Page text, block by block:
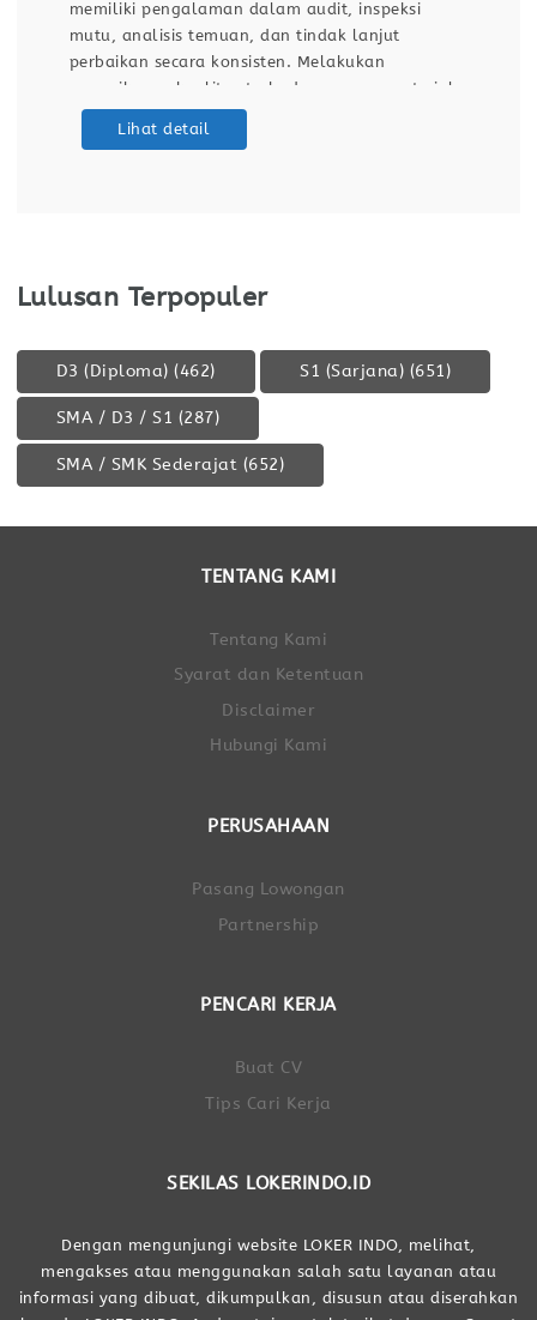
memiliki pengalaman dalam audit, inspeksi
mutu, analisis temuan, dan tindak lanjut
perbaikan secara konsisten. Melakukan
pemeriksaan kualitas terhadap proses, material,
dan hasil akhir sesuai standar perusahaan.
Lihat detail
Lulusan Terpopuler
D3 (Diploma) (462) S1 (Sarjana) (651)
SMA / D3 / S1 (287)
SMA / SMK Sederajat (652)
TENTANG KAMI
Tentang Kami
Syarat dan Ketentuan
Disclaimer
Hubungi Kami
PERUSAHAAN
Pasang Lowongan
Partnership
PENCARI KERJA
Buat CV
Tips Cari Kerja
SEKILAS LOKERINDO.ID
Dengan mengunjungi website LOKER INDO, melihat,
mengakses atau menggunakan salah satu layanan atau
informasi yang dibuat, dikumpulkan, disusun atau diserahkan